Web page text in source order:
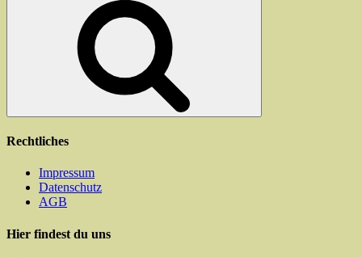
Optionen
können
auf
der
Produktseite
gewählt
werden
Rechtliches
Impressum
Datenschutz
AGB
Hier findest du uns